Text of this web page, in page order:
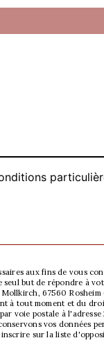
aux fins de vous
but de répondre à
67560
à tout moment et du
voie postale à
vos données
sur la liste